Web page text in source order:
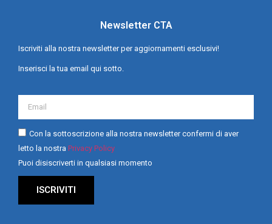
Newsletter CTA
Iscriviti alla nostra newsletter per aggiornamenti esclusivi!
Inserisci la tua email qui sotto.
Con la sottoscrizione alla nostra newsletter confermi di aver
letto la nostra Privacy Policy
Puoi disiscriverti in qualsiasi momento
ISCRIVITI